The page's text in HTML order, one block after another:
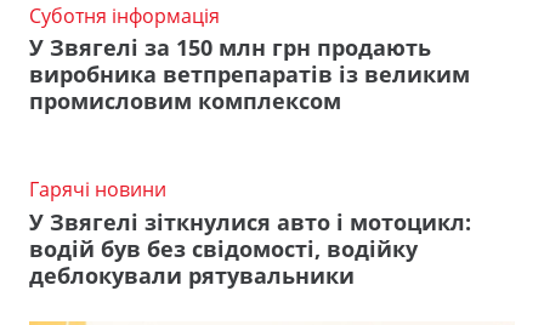
Суботня інформація
У Звягелі за 150 млн грн продають
виробника ветпрепаратів із великим
промисловим комплексом
Гарячі новини
У Звягелі зіткнулися авто і мотоцикл:
водій був без свідомості, водійку
деблокували рятувальники